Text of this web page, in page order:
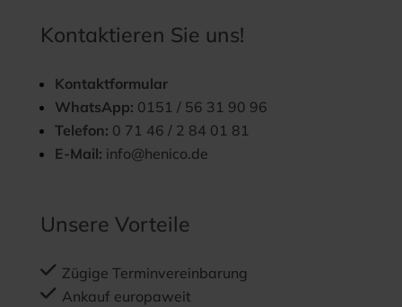
Kontaktieren Sie uns!
Kontaktformular
WhatsApp: 0151 / 56 31 90 96
Telefon: 0 71 46 / 2 84 01 81
E-Mail: info@henico.de
Unsere Vorteile
Zügige Terminvereinbarung
Ankauf europaweit